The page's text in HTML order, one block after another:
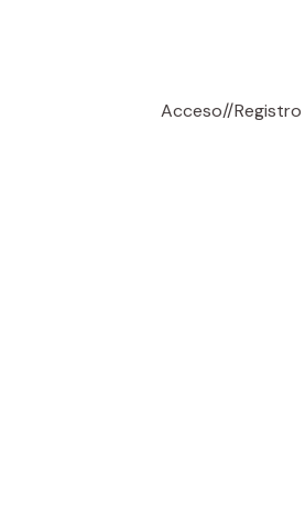
Acceso//Registro